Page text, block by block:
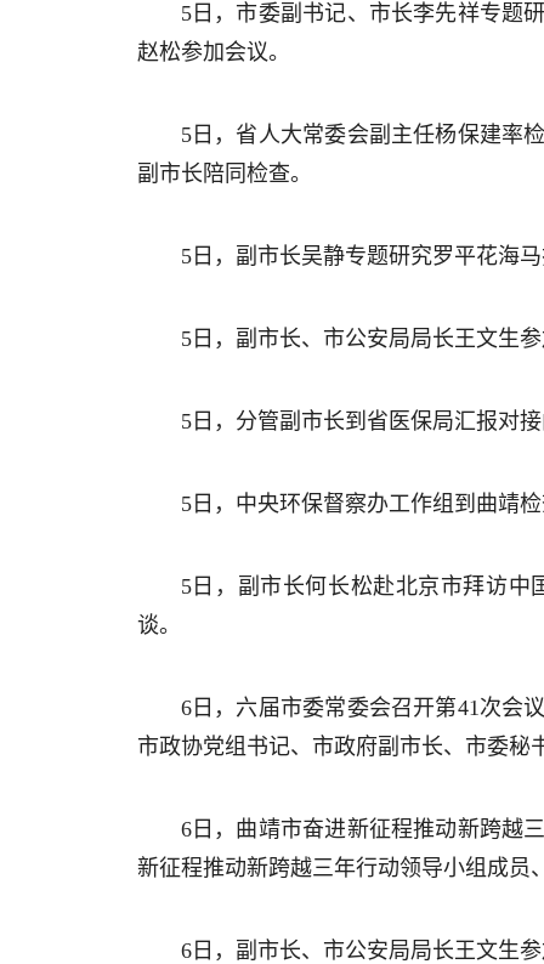
5日，市委副书记、市长李先祥专题
赵松参加会议。
5日，省人大常委会副主任杨保建率
副市长陪同检查。
5日，副市长吴静专题研究罗平花海
5日，副市长、市公安局局长王文生
5日，分管副市长到省医保局汇报对
5日，中央环保督察办工作组到曲靖
5日，副市长何长松赴北京市拜访
谈。
6日，六届市委常委会召开第41次会
市政协党组书记、市政府副市长、市委秘
6日，曲靖市奋进新征程推动新跨越
新征程推动新跨越三年行动领导小组成员
6日，副市长、市公安局局长王文生